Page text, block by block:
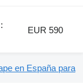
EUR 590
en España para